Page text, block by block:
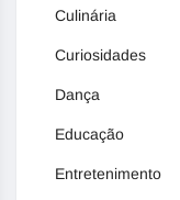
Culinária
Curiosidades
Dança
Educação
Entretenimento